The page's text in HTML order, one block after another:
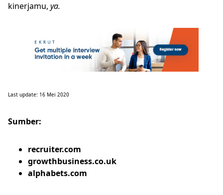
kinerjamu, ya.
Last update: 16 Mei 2020
Sumber:
recruiter.com
growthbusiness.co.uk
alphabets.com